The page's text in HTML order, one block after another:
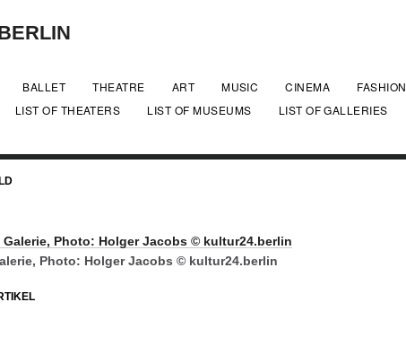
BALLET THEATRE ART MUSIC CINEMA FASHION
LIST OF THEATERS LIST OF MUSEUMS LIST OF GALLERIES
Photo: Holger Jacobs © kultur24.berlin